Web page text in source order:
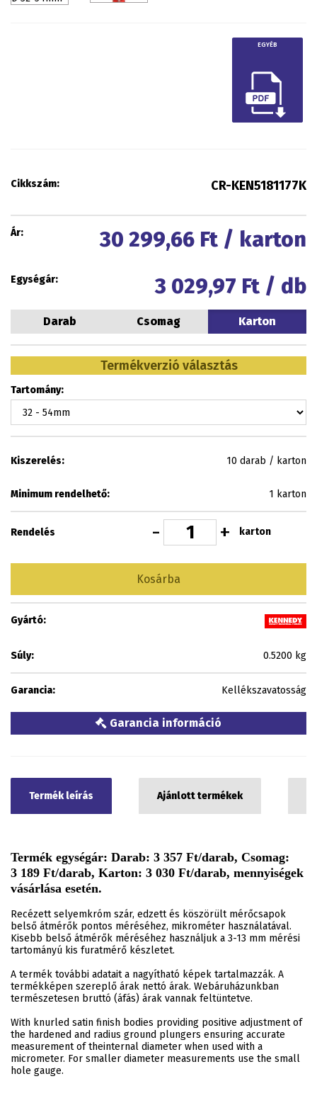
EGYÉB
Cikkszám: CR-KEN5181177K
Ár: 30 299,66 Ft / karton
Egységár: 3 029,97 Ft / db
Darab Csomag Karton
Termékverzió választás
Tartomány:
Kiszerelés: 10 darab / karton
Minimum rendelhető: 1 karton
Rendelés - + karton
Kosárba
Gyártó:
Súly: 0.5200 kg
Garancia: Kellékszavatosság
Garancia információ
Termék leírás Ajánlott termékek
Termék egységár: Darab: 3 357 Ft/darab, Csomag:
3 189 Ft/darab, Karton: 3 030 Ft/darab, mennyiségek
vásárlása esetén.
Recézett selyemkróm szár, edzett és köszörült mérőcsapok
belső átmérők pontos méréséhez, mikrométer használatával.
Kisebb belső átmérők méréséhez használjuk a 3-13 mm mérési
tartományú kis furatmérő készletet.
A termék további adatait a nagyítható képek tartalmazzák. A
termékképen szereplő árak nettó árak. Webáruházunkban
természetesen bruttó (áfás) árak vannak feltüntetve.
With knurled satin finish bodies providing positive adjustment of
the hardened and radius ground plungers ensuring accurate
measurement of theinternal diameter when used with a
micrometer. For smaller diameter measurements use the small
hole gauge.